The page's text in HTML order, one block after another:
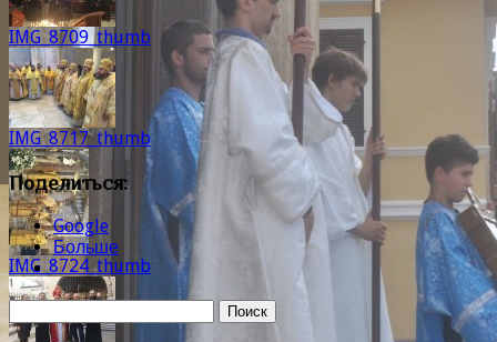
IMG_8709_thumb
IMG_8717_thumb
IMG_8724_thumb
Поделиться:
Google
Больше